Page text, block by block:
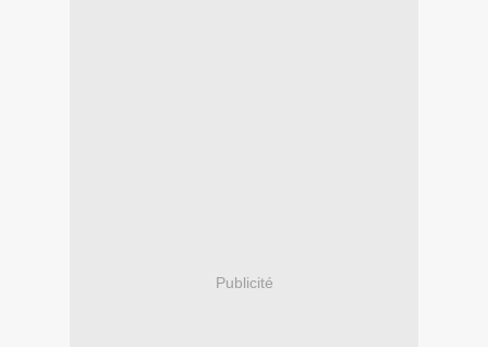
Publicité